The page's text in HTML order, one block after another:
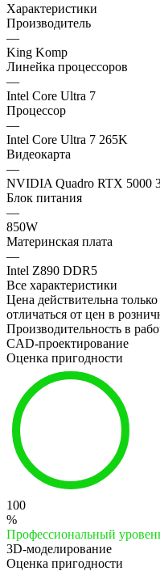
Характеристики
Производитель
—
King Komp
Линейка процессоров
—
Intel Core Ultra 7
Процессор
—
Intel Core Ultra 7 265K
Видеокарта
—
NVIDIA Quadro RTX 5000
Блок питания
—
850W
Материнская плата
—
Intel Z890 DDR5
Все характеристики
Цена действительна
отличаться от цен в
Производительность в
CAD-проектирование
Оценка пригодности
100
%
Профессиональный
3D-моделирование
Оценка пригодности